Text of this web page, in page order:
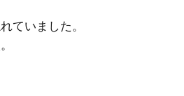
ていました。